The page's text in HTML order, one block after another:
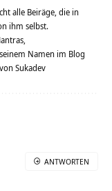
alle Beiräge, die in
ihm selbst.
Namen im Blog
Sukadev
ANTWORTEN